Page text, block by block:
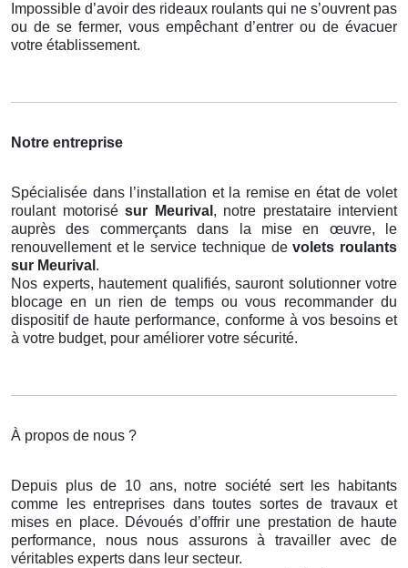
Impossible d’avoir des rideaux roulants qui ne s’ouvrent pas
ou de se fermer, vous empêchant d’entrer ou de évacuer
votre établissement.
Notre entreprise
Spécialisée dans l’installation et la remise en état de volet
roulant motorisé sur Meurival , notre prestataire intervient
auprès des commerçants dans la mise en œuvre, le
renouvellement et le service technique devolets roulants
sur Meurival .
Nos experts, hautement qualifiés, sauront solutionner votre
blocage en un rien de temps ou vous recommander du
dispositif de haute performance, conforme à vos besoins et
à votre budget, pour améliorer votre sécurité.
À propos de nous ?
Depuis plus de 10 ans, notre société sert les habitants
comme les entreprises dans toutes sortes de travaux et
mises en place. Dévoués d’offrir une prestation de haute
performance, nous nous assurons à travailler avec de
véritables experts dans leur secteur.